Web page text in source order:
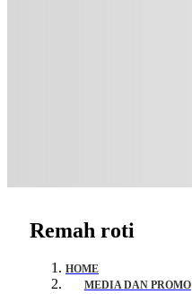
Remah roti
HOME
MEDIA DAN PROMO